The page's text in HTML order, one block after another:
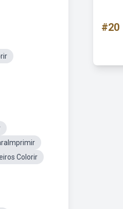
Colorir
#20